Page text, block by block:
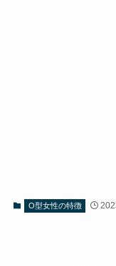
O型女性の特徴